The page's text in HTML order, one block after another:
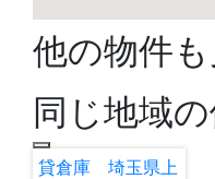
他の物件
同じ地域
貸倉庫 埼玉県上